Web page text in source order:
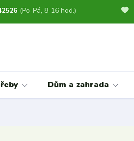
(Po-Pá, 8-16 hod.)
Dům a zahrada